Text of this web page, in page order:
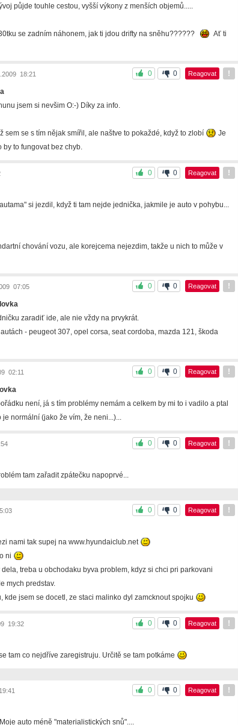
půjde touhle cestou, vyšší výkony z menších objemů.....
se zadním náhonem, jak ti jdou drifty na sněhu??????
Ať ti
0 0 Reagovat !
18:21
jsem si nevšim O:-) Díky za info.
sem se s tím nějak smířil, ale naštve to pokaždé, když to zlobí
Je
by to fungovat bez chyb.
0 0 Reagovat !
si jezdil, když ti tam nejde jednička, jakmile je auto v pohybu...
chování vozu, ale korejcema nejezdim, takže u nich to může v
0 0 Reagovat !
07:05
zaradiť ide, ale nie vždy na prvykrát.
- peugeot 307, opel corsa, seat cordoba, mazda 121, škoda
0 0 Reagovat !
02:11
není, já s tím problémy nemám a celkem by mi to i vadilo a ptal
je normální (jako že vím, že neni...)...
0 0 Reagovat !
tam zařadit zpátečku napoprvé...
0 0 Reagovat !
nami tak supej na www.hyundaiclub.net
ni
treba u obchodaku byva problem, kdyz si chci pri parkovani
mych predstav.
kde jsem se docetl, ze staci malinko dyl zamcknout spojku
0 0 Reagovat !
19:32
tam co nejdříve zaregistruju. Určitě se tam potkáme
0 0 Reagovat !
Moje auto méně "materialistických snů"....